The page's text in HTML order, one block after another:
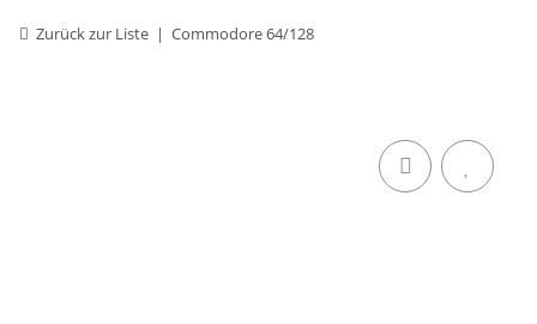
Zurück zur Liste Commodore 64/128